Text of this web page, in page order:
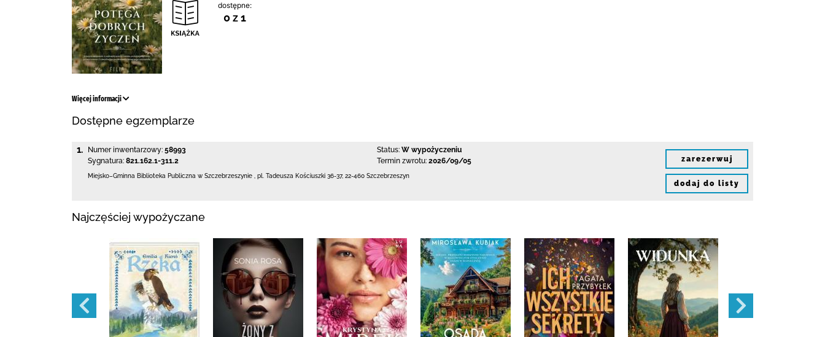
dostępne:
0 z 1
Więcej informacji
Dostępne egzemplarze
1. Numer inwentarzowy: 58993
Sygnatura: 821.162.1-311.2
Status: W wypożyczeniu
Termin zwrotu: 2026/09/05
Miejsko–Gminna Biblioteka Publiczna w Szczebrzeszynie pl. Tadeusza Kościuszki 36-37, 22-460 Szczebrzeszyn
zarezerwuj
dodaj do listy
Najczęściej wypożyczane